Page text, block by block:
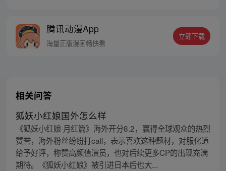
救活它啊！设计，建设，出售啊！&quot;
腾讯动漫App
海量正版漫画畅快看
立即下载
相关问答
狐妖小红娘国外怎么样
《狐妖小红娘·月红篇》海外开分8.2，赢得全球观众的热烈
赞誉，海外粉丝纷纷打call，表示喜欢这种题材，对服化道
给予好评，称赞高颜值演员，也对后续更多CP的出现充满
期待。《狐妖小红娘》被引进日本后也大...